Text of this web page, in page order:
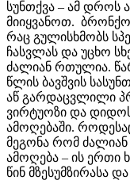
სუნთქვა – ამ დროს
მიიყვანოთ.
რაც გულისხმობს
ჩასვლას და უცხო
ძალიან რთულია.
წლის ბავშვის
აწ გარდაცვლილი
ვირტუოზი და
ამოღებაში.
მეგონა რომ
ამოღება – ის ერთი
წინ მზესუმზირასა